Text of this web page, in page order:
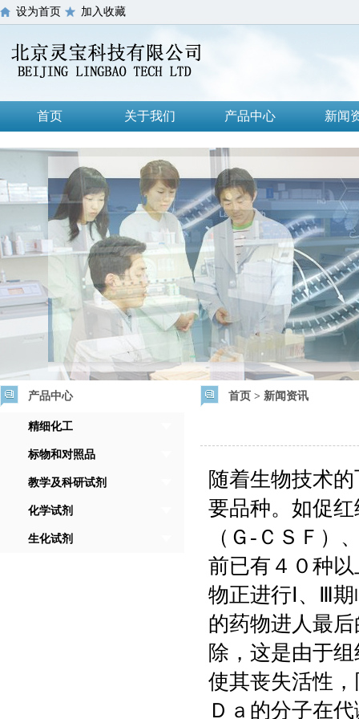
设为首页 加入收藏
首页 关于我们 产品中心 新闻
产品中心
精细化工
标物和对照品
教学及科研试剂
化学试剂
生化试剂
首页 > 新闻资讯
随着生物技术
要品种。如促
（Ｇ-ＣＳＦ）
前已有４０种
物正进行Ⅰ、Ⅲ
的药物进人最
除，这是由于
使其丧失活性
Ｄａ的分子在